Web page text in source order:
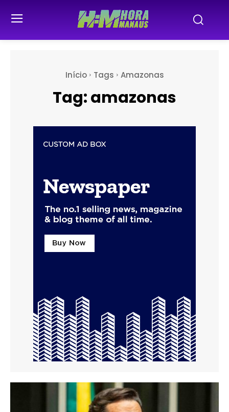
Início Tags Amazonas
Tag:amazonas